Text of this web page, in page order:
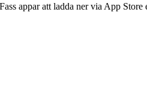
appar att ladda ner via App Store